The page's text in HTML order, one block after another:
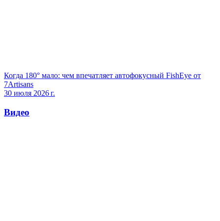
Когда 180° мало: чем впечатляет автофокусный FishEye от
7Artisans
30 июля 2026 г.
Видео